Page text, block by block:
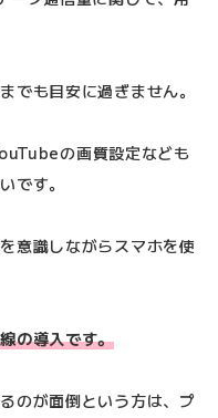
でも目安に過ぎません。
の画質設定なども
です。
意識しながらスマホを使
の導入です。
のが面倒という方は、プ